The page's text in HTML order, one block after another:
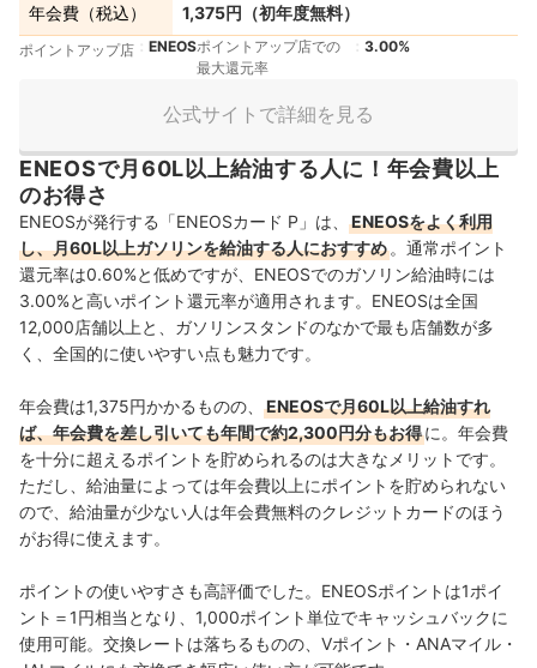
年会費（税込） 1,375円（初年度無料）
ポイントアップ店 ENEOSポイントアップ店での
最大還元率
3.00%
公式サイトで詳細を見る
ENEOSで月60L以上給油する人に！年会費以上
のお得さ
ENEOSが発行する「ENEOSカード P」は、
ENEOSをよく利用
し、月60L以上ガソリンを給油する人におすすめ 。通常ポイント
還元率は0.60%と低めですが、ENEOSでのガソリン給油時には
3.00%と高いポイント還元率が適用されます。ENEOSは全国
12,000店舗以上と、ガソリンスタンドのなかで最も店舗数が多
く、全国的に使いやすい点も魅力です。
年会費は1,375円かかるものの、
ENEOSで月60L以上給油すれ
ば、年会費を差し引いても年間で約2,300円分もお得に。 年会費
を十分に超えるポイントを貯められるのは大きなメリットです。
ただし、給油量によっては年会費以上にポイントを貯められない
ので、給油量が少ない人は年会費無料のクレジットカードのほう
がお得に使えます。
ポイントの使いやすさも高評価でした。ENEOSポイントは1ポイ
ント＝1円相当となり、1,000ポイント単位でキャッシュバックに
使用可能。交換レートは落ちるものの、Vポイント・ANAマイル・